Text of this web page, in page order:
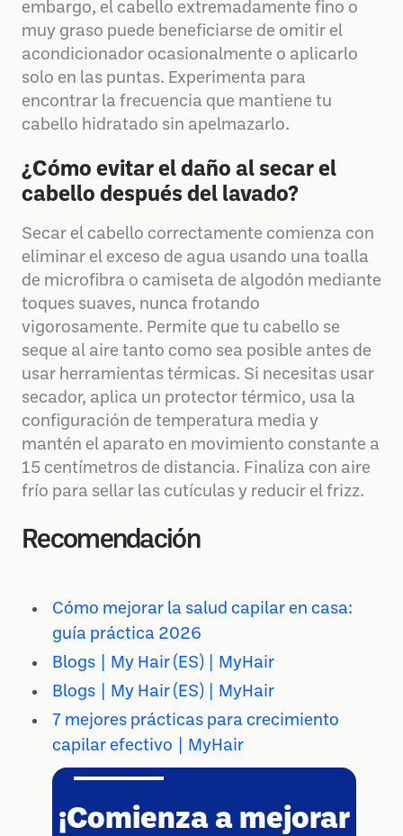
embargo, el cabello extremadamente fino o
muy graso puede beneficiarse de omitir el
acondicionador ocasionalmente o aplicarlo
solo en las puntas. Experimenta para
encontrar la frecuencia que mantiene tu
cabello hidratado sin apelmazarlo.
¿Cómo evitar el daño al secar el
cabello después del lavado?
Secar el cabello correctamente comienza con
eliminar el exceso de agua usando una toalla
de microfibra o camiseta de algodón mediante
toques suaves, nunca frotando
vigorosamente. Permite que tu cabello se
seque al aire tanto como sea posible antes de
usar herramientas térmicas. Si necesitas usar
secador, aplica un protector térmico, usa la
configuración de temperatura media y
mantén el aparato en movimiento constante a
15 centímetros de distancia. Finaliza con aire
frío para sellar las cutículas y reducir el frizz.
Recomendación
Cómo mejorar la salud capilar en casa:
guía práctica 2026
Blogs | My Hair (ES) | MyHair
Blogs | My Hair (ES) | MyHair
7 mejores prácticas para crecimiento
capilar efectivo | MyHair
¡Comienza a mejorar